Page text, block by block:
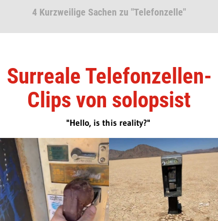
4 Kurzweilige Sachen zu "Telefonzelle"
Surreale Telefonzellen-
Clips von solopsist
"Hello, is this reality?"